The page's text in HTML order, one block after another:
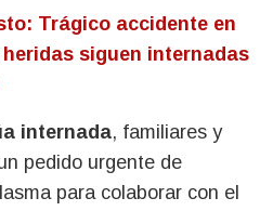
Trágico accidente en
siguen internadas
internada, familiares y
pedido urgente de
para colaborar con el